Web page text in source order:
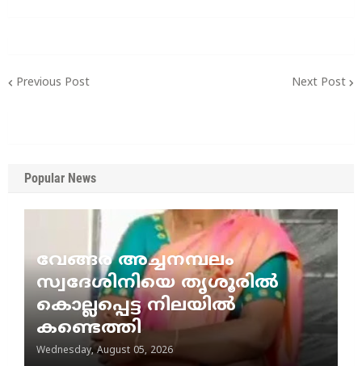
Previous Post Next Post
Popular News
വേങ്ങര അച്ചനമ്പലം
സ്വദേശിനിയെ തൃശൂരിൽ
കൊല്ലപ്പെട്ട നിലയിൽ
കണ്ടെത്തി
Wednesday, August 05, 2026